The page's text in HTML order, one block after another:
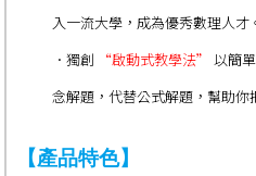
入一流大學，成為優秀數理人才
．獨創
“啟動式教學法” 以簡
念解題，代替公式解題，幫助你
【產品特色】